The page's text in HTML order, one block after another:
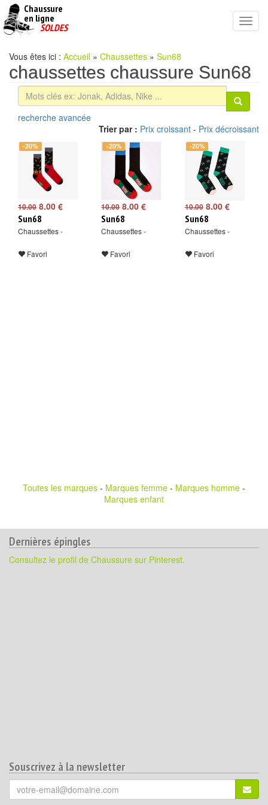
Chaussure
en ligne
pas
SOLDES
Vous êtes ici : Accueil » Chaussettes » Sun68
chaussettes chaussure Sun68
recherche avancée
Trier par : Prix croissant - Prix décroissant
-20%
10.00 8.00 €
Sun68
Chaussettes -
Favori
-20%
10.008.00 €
Sun68
Chaussettes -
Favori
-20%
10.008.00 €
Sun68
Chaussettes -
Favori
Toutes les marques - Marques femme - Marques homme -
Marques enfant
Dernières épingles
Consultez le profil de Chaussure sur Pinterest.
Souscrivez à la newsletter
Votre
email